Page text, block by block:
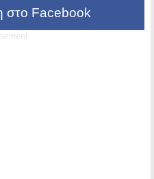
στο Facebook